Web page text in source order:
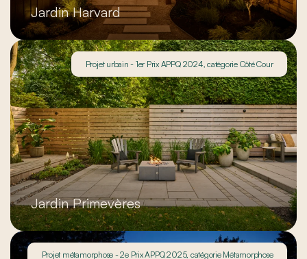
Jardin Harvard
Jardin Primevères
Projet urbain - 1er Prix APPQ 2024, catégorie Côté Cour
Projet métamorphose - 2e Prix APPQ 2025, catégorie Métamorphose